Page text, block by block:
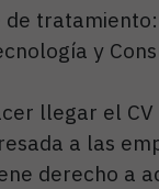
de tratamiento:
y
llegar el CV
a las
derecho a